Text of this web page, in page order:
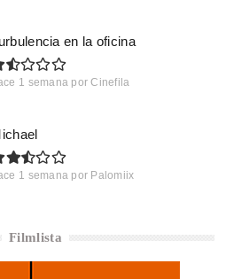
en la oficina
1 semana por Cinefila
1 semana por Palomiix
Filmlista